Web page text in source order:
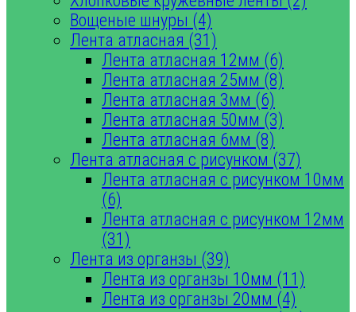
Вощеные шнуры (4)
Лента атласная (31)
Лента атласная 12мм (6)
Лента атласная 25мм (8)
Лента атласная 3мм (6)
Лента атласная 50мм (3)
Лента атласная 6мм (8)
Лента атласная с рисунком (37)
Лента атласная с рисунком 10мм
(6)
Лента атласная с рисунком 12мм
(31)
Лента из органзы (39)
Лента из органзы 10мм (11)
Лента из органзы 20мм (4)